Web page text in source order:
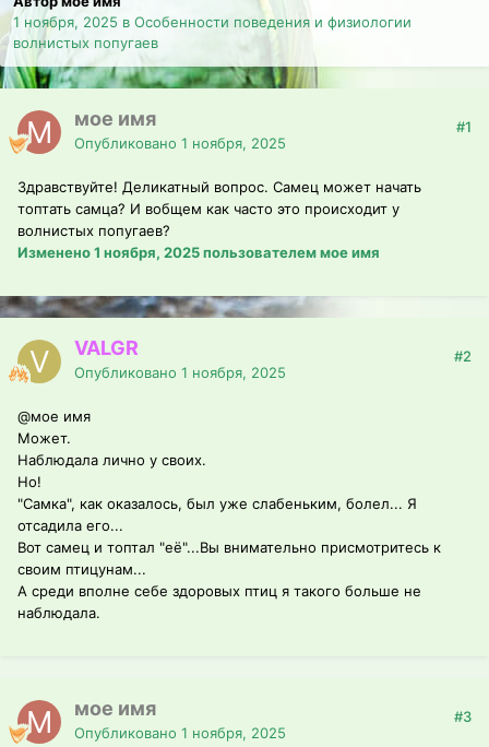
1 ноября, 2025 в Особенности поведения и физиологии
волнистых попугаев
мое имя
Опубликовано 1 ноября, 2025
#1
Здравствуйте! Деликатный вопрос. Самец может начать
топтать самца? И вобщем как часто это происходит у
волнистых попугаев?
Изменено1 ноября, 2025пользователем мое имя
VALGR
Опубликовано 1 ноября, 2025
#2
@мое имя
Может.
Наблюдала лично у своих.
Но!
"Самка", как оказалось, был уже слабеньким, болел... Я
отсадила его...
Вот самец и топтал "её"...Вы внимательно присмотритесь к
своим птицунам...
А среди вполне себе здоровых птиц я такого больше не
наблюдала.
мое имя
Опубликовано 1 ноября, 2025
#3